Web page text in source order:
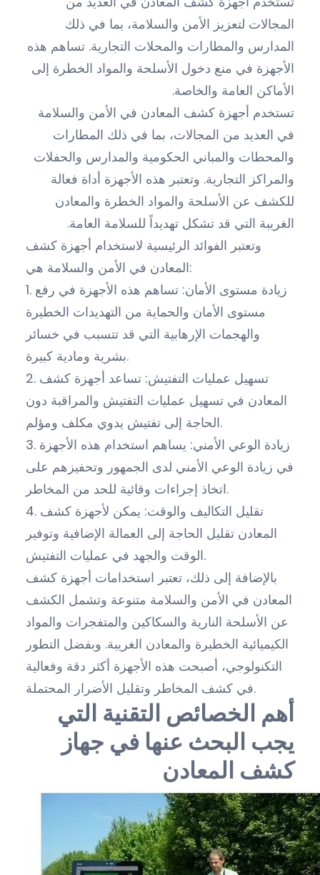
المجالات لتعزيز الأمن والسلامة، بما في ذلك
المدارس والمطارات والمحلات التجارية. تساهم هذه
الأجهزة في منع دخول الأسلحة والمواد الخطرة إلى
الأماكن العامة والخاصة.
تستخدم أجهزة كشف المعادن في الأمن والسلامة
في العديد من المجالات، بما في ذلك المطارات
والمحطات والمباني الحكومية والمدارس والحفلات
والمراكز التجارية. وتعتبر هذه الأجهزة أداة فعالة
للكشف عن الأسلحة والمواد الخطرة والمعادن
الغريبة التي قد تشكل تهديداً للسلامة العامة.
وتعتبر الفوائد الرئيسية لاستخدام أجهزة كشف
المعادن في الأمن والسلامة هي:
1. زيادة مستوى الأمان: تساهم هذه الأجهزة في رفع
مستوى الأمان والحماية من التهديدات الخطيرة
والهجمات الإرهابية التي قد تتسبب في خسائر
بشرية ومادية كبيرة.
2. تسهيل عمليات التفتيش: تساعد أجهزة كشف
المعادن في تسهيل عمليات التفتيش والمراقبة دون
الحاجة إلى تفتيش يدوي مكلف ومؤلم.
3. زيادة الوعي الأمني: يساهم استخدام هذه الأجهزة
في زيادة الوعي الأمني لدى الجمهور وتحفيزهم على
اتخاذ إجراءات وقائية للحد من المخاطر.
4. تقليل التكاليف والوقت: يمكن لأجهزة كشف
المعادن تقليل الحاجة إلى العمالة الإضافية وتوفير
الوقت والجهد في عمليات التفتيش.
بالإضافة إلى ذلك، تعتبر استخدامات أجهزة كشف
المعادن في الأمن والسلامة متنوعة وتشمل الكشف
عن الأسلحة النارية والسكاكين والمتفجرات والمواد
الكيميائية الخطيرة والمعادن الغريبة. وبفضل التطور
التكنولوجي، أصبحت هذه الأجهزة أكثر دقة وفعالية
في كشف المخاطر وتقليل الأضرار المحتملة.
أهم الخصائص التقنية التي
يجب البحث عنها في جهاز
كشف المعادن